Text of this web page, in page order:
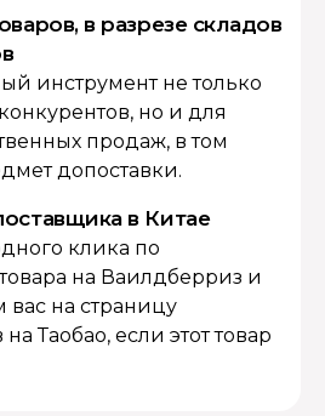
в разрезе складов
инструмент не только
но и для
продаж, в том
допоставки.
в Китае
клика по
на Ваилдберриз и
на страницу
Таобао, если этот товар